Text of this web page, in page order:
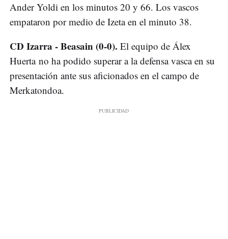
Ander Yoldi en los minutos 20 y 66. Los vascos
empataron por medio de Izeta en el minuto 38.
CD Izarra - Beasain (0-0). El equipo de Álex
Huerta no ha podido superar a la defensa vasca en su
presentación ante sus aficionados en el campo de
Merkatondoa.